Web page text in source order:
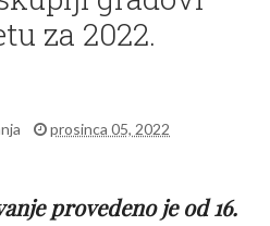
za 2022.
prosinca 05, 2022
provedeno je od 16.